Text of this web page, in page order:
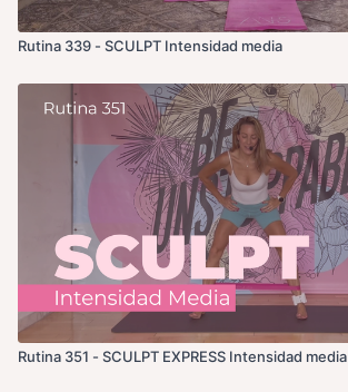
Rutina 339 - SCULPT Intensidad media
Rutina 351 - SCULPT EXPRESS Intensidad media